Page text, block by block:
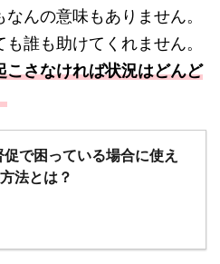
んの意味もありません。
も誰も助けてくれません。
さなければ状況はどんど
で困っている場合に使え
法とは？